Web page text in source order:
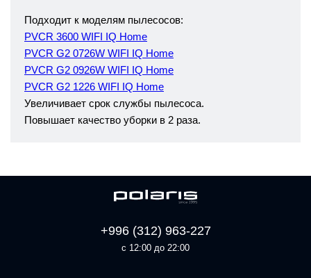
Подходит к моделям пылесосов:
PVCR 3600 WIFI IQ Home
PVCR G2 0726W WIFI IQ Home
PVCR G2 0926W WIFI IQ Home
PVCR G2 1226 WIFI IQ Home
Увеличивает срок службы пылесоса.
Повышает качество уборки в 2 раза.
+996 (312) 963-227
с 12:00 до 22:00